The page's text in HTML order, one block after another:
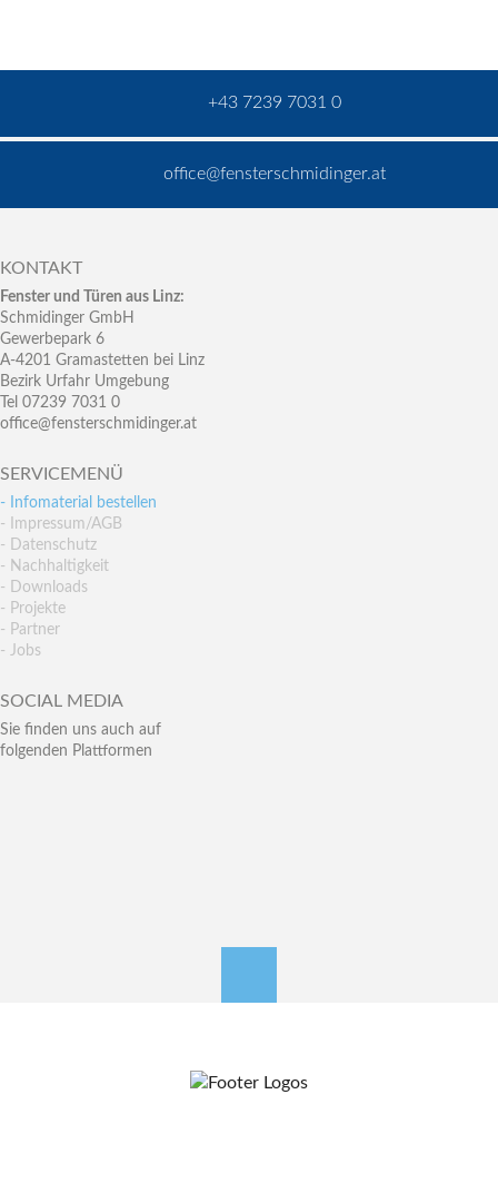
+43 7239 7031 0
office@fensterschmidinger.at
KONTAKT
Fenster und Türen aus Linz:
Schmidinger GmbH
Gewerbepark 6
A-4201 Gramastetten bei Linz
Bezirk Urfahr Umgebung
Tel 07239 7031 0
office@fensterschmidinger.at
SERVICEMENÜ
- Infomaterial bestellen
- Impressum/AGB
- Datenschutz
- Nachhaltigkeit
- Downloads
- Projekte
- Partner
- Jobs
SOCIAL MEDIA
Sie finden uns auch auf
folgenden Plattformen